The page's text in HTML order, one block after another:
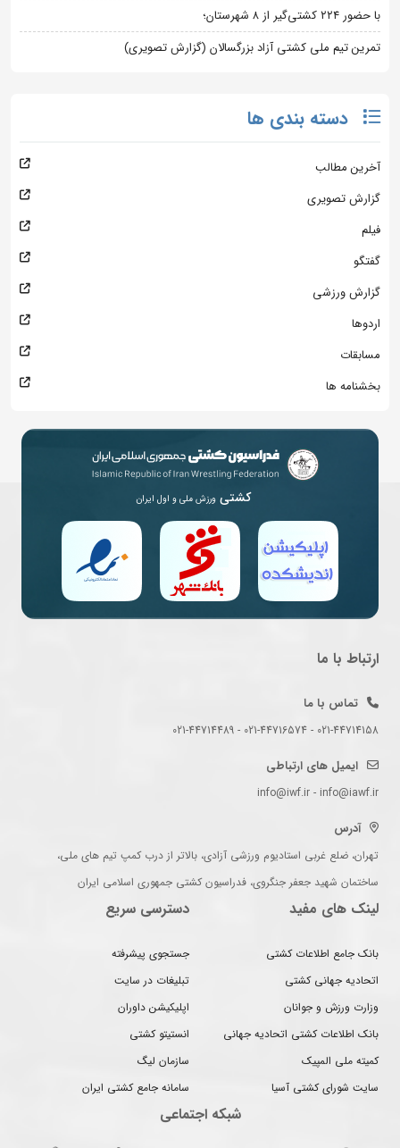
با حضور ۲۲۴ کشتی‌گیر از ۸ شهرستان؛
تمرین تیم ملی کشتی آزاد بزرگسالان (گزارش تصویری)
دسته بندی ها
آخرین مطالب
گزارش تصویری
فیلم
گفتگو
گزارش ورزشی
اردوها
مسابقات
بخشنامه ها
کشتی ورزش ملی و اول ایران
ارتباط با ما
تماس با ما
021-44714158 - 021-44716574 - 021-44714489
ایمیل های ارتباطی
info@iwf.ir - info@iawf.ir
آدرس
تهران، ضلع غربی استادیوم ورزشی آزادی، بالاتر از درب کمپ تیم های ملی،
ساختمان شهید جعفر جنگروی، فدراسیون کشتی جمهوری اسلامی ایران
لینک های مفید
بانک جامع اطلاعات کشتی
اتحادیه جهانی کشتی
وزارت ورزش و جوانان
بانک اطلاعات کشتی اتحادیه جهانی
کمیته ملی المپیک
سایت شورای کشتی آسیا
دسترسی سریع
جستجوی پیشرفته
تبلیغات در سایت
اپلیکیشن داوران
انستیتو کشتی
سازمان لیگ
سامانه جامع کشتی ایران
شبکه اجتماعی